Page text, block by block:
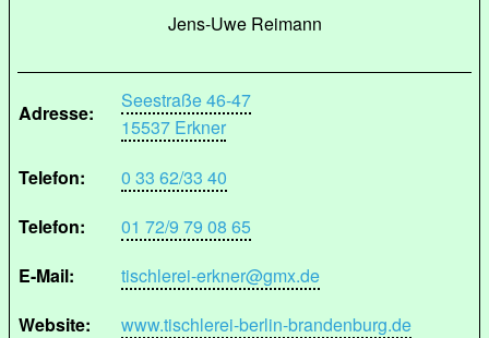
Jens-Uwe Reimann
Adresse:
Seestraße 46-47
15537 Erkner
Telefon:
0 33 62/33 40
Telefon:
01 72/9 79 08 65
E-Mail:
tischlerei-erkner@gmx.de
Website:
www.tischlerei-berlin-brandenburg.de